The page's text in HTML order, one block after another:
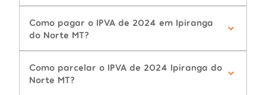
Como pagar o IPVA de 2024 em Ipiranga
do Norte MT?
Como parcelar o IPVA de 2024 Ipiranga do
Norte MT?